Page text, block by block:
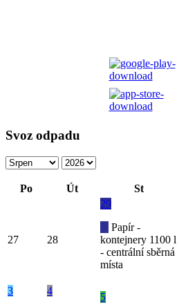
Svoz odpadu
Po Út St
27 28
29
Papír -
kontejnery 1100 l
- centrální sběrná
místa
3
4
5